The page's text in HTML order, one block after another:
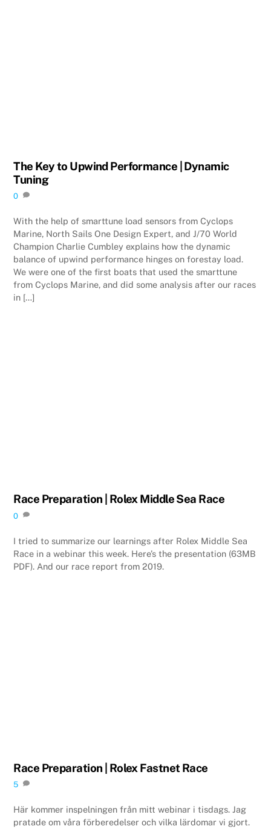
The Key to Upwind Performance | Dynamic
Tuning
0
With the help of smarttune load sensors from Cyclops
Marine, North Sails One Design Expert, and J/70 World
Champion Charlie Cumbley explains how the dynamic
balance of upwind performance hinges on forestay load.
We were one of the first boats that used the smarttune
from Cyclops Marine, and did some analysis after our races
in […]
Race Preparation | Rolex Middle Sea Race
0
I tried to summarize our learnings after Rolex Middle Sea
Race in a webinar this week. Here’s the presentation (63MB
PDF). And our race report from 2019.
Race Preparation | Rolex Fastnet Race
5
Här kommer inspelningen från mitt webinar i tisdags. Jag
pratade om våra förberedelser och vilka lärdomar vi gjort.